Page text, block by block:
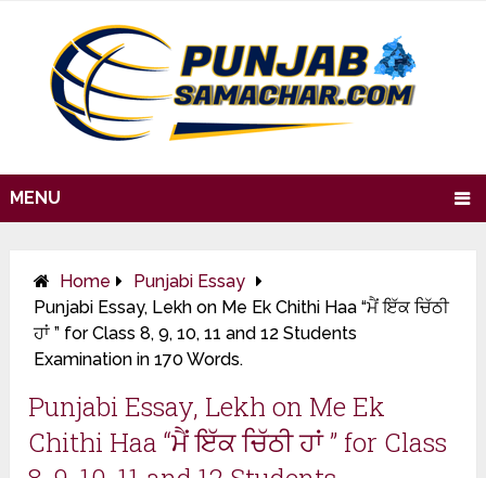
MENU
Home
Punjabi Essay
Punjabi Essay, Lekh on Me Ek Chithi Haa “ਮੈਂ ਇੱਕ ਚਿੱਠੀ
ਹਾਂ ” for Class 8, 9, 10, 11 and 12 Students
Examination in 170 Words.
Punjabi Essay, Lekh on Me Ek
Chithi Haa “ਮੈਂ ਇੱਕ ਚਿੱਠੀ ਹਾਂ ” for Class